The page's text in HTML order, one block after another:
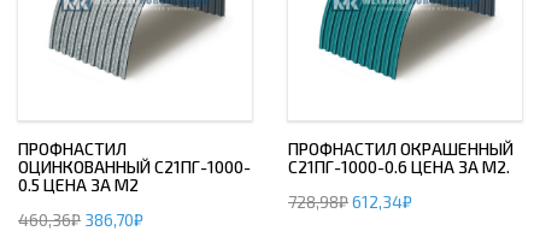
ПРОФНАСТИЛ
ОЦИНКОВАННЫЙ С21ПГ-1000-
0.5 ЦЕНА ЗА М2
460,36₽ 386,70₽
ПРОФНАСТИЛ ОКРАШЕННЫЙ
С21ПГ-1000-0.6 ЦЕНА ЗА М2.
728,98₽612,34₽